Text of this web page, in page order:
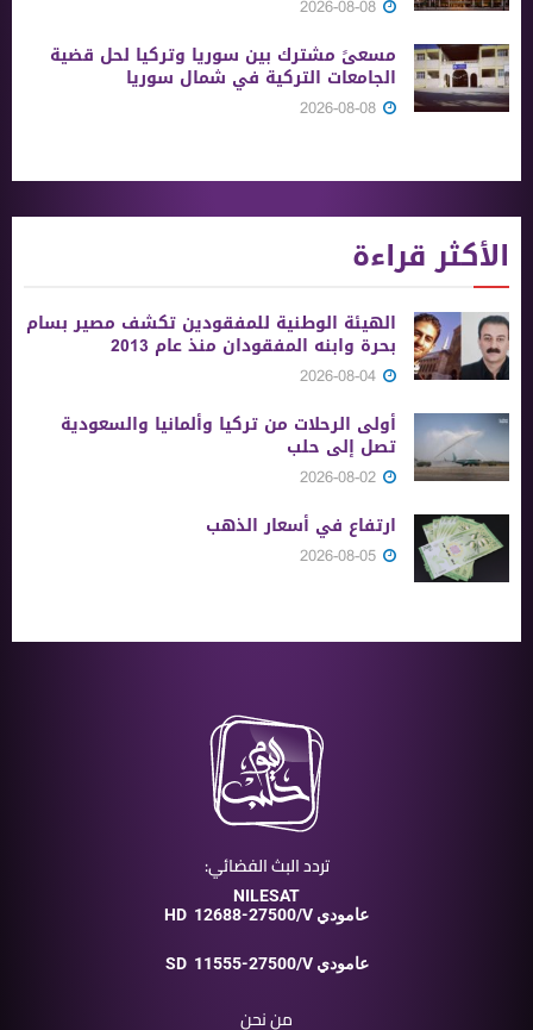
مسعىً مشترك بين سوريا وتركيا لحل قضية
الجامعات التركية في شمال سوريا
الأكثر قراءة
الهيئة الوطنية للمفقودين تكشف مصير بسام
بحرة وابنه المفقودان منذ عام 2013
أولى الرحلات من ‏تركيا وألمانيا والسعودية
تصل إلى حلب
ارتفاع في أسعار الذهب
تردد البث الفضائي:
NILESAT
HD
12688-27500/V عامودي
SD 11555-27500/V عامودي
من نحن